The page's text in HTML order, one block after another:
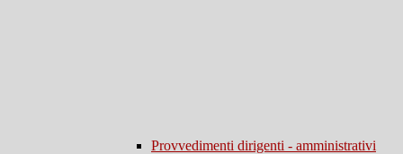
Provvedimenti dirigenti - amministrativi